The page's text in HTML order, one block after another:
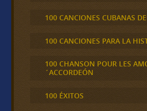
100 CANCIONES CUBANAS
100 CANCIONES PARA LA
100 CHANSON POUR LES
´ACCORDEÓN
100 ÉXITOS